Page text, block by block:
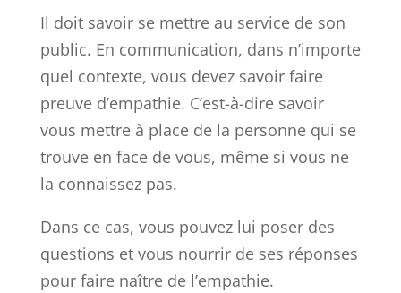
Il doit savoir se mettre au service de son
public. En communication, dans n’importe
quel contexte, vous devez savoir faire
preuve d’empathie. C’est-à-dire savoir
vous mettre à place de la personne qui se
trouve en face de vous, même si vous ne
la connaissez pas.
Dans ce cas, vous pouvez lui poser des
questions et vous nourrir de ses réponses
pour faire naître de l’empathie.